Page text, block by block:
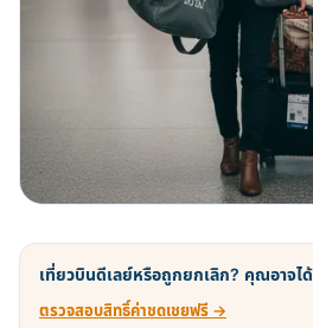
เที่ยวบินดีเลย์หรือถูกยกเลิก? คุณอาจไ
ตรวจสอบสิทธิ์ค่าชดเชยฟรี →